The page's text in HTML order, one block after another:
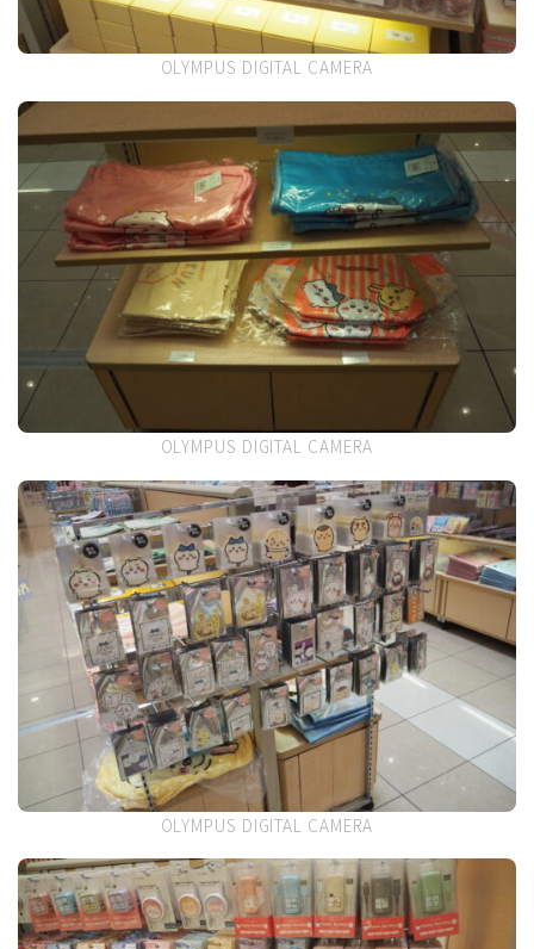
OLYMPUS DIGITAL CAMERA
OLYMPUS DIGITAL CAMERA
OLYMPUS DIGITAL CAMERA